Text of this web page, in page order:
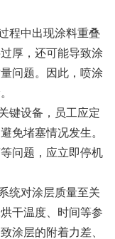
程中出现涂料重叠
厚，还可能导致涂
问题。因此，喷涂
键设备，员工应定
免堵塞情况发生。
问题，应立即停机
统对涂层质量至关
干温度、时间等参
涂层的附着力差、